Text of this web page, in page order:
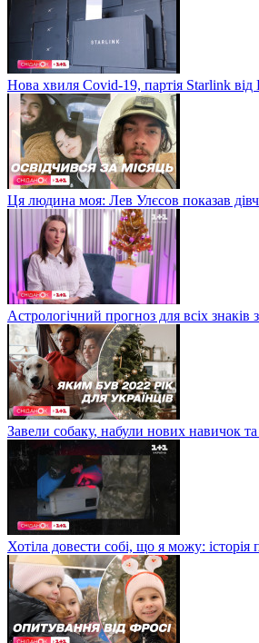
Нова хвиля Covid-19, партія Starlink
Ця людина моя: Лев Улєсов показав
Астрологічний прогноз для всіх знаків
Завели собаку, набули нових навичок
Хотіла довести собі, що я можу: